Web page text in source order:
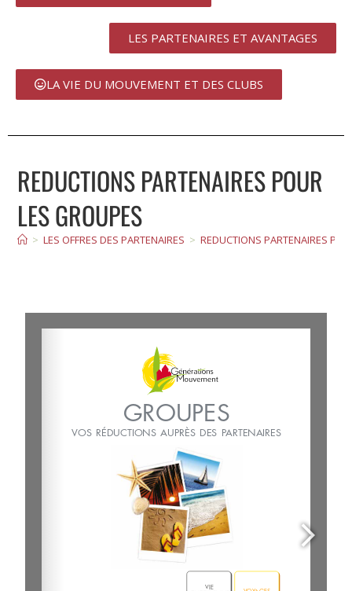
LES PARTENAIRES ET AVANTAGES
LA VIE DU MOUVEMENT ET DES CLUBS
REDUCTIONS PARTENAIRES POUR
LES GROUPES
> LES OFFRES DES PARTENAIRES > REDUCTIONS PARTENAIRES